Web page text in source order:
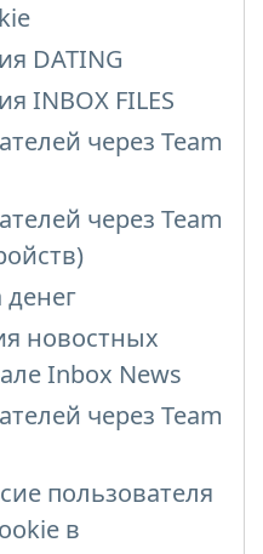
DATING
INBOX FILES
через Team
через Team
новостных
Inbox News
через Team
пользователя
в